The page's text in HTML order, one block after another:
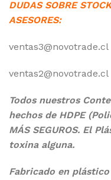
DUDAS SOBRE
ASESORES:
ventas3@novotrade.cl
ventas2@novotrade.cl
Todos nuestros
hechos de HDPE
MÁS SEGUROS. El
toxina alguna.
Fabricado en